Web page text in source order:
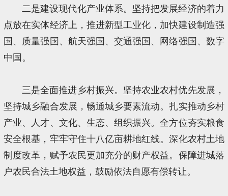
二是建设现代化产业体系。坚持把发展经济的着力
点放在实体经济上，推进新型工业化，加快建设制造强
国、质量强国、航天强国、交通强国、网络强国、数字
中国。
三是全面推进乡村振兴。坚持农业农村优先发展，
坚持城乡融合发展，畅通城乡要素流动。扎实推动乡村
产业、人才、文化、生态、组织振兴。全方位夯实粮食
安全根基，牢牢守住十八亿亩耕地红线。深化农村土地
制度改革，赋予农民更加充分的财产权益。保障进城落
户农民合法土地权益，鼓励依法自愿有偿转让。